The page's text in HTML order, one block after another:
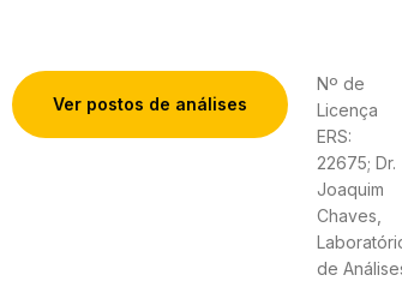
Ver postos de análises
Nº de
Licença
ERS:
22675; Dr.
Joaquim
Chaves,
de